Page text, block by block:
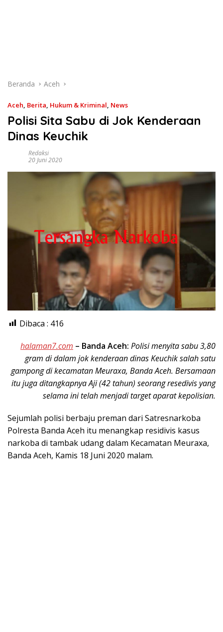
Beranda Aceh
Aceh, Berita, Hukum & Kriminal, News
Polisi Sita Sabu di Jok Kenderaan
Dinas Keuchik
Redaksi
20 Juni 2020
Dibaca : 416
halaman7.com – Banda Aceh: Polisi menyita sabu 3,80
gram di dalam jok kenderaan dinas Keuchik salah satu
gampong di kecamatan Meuraxa, Banda Aceh. Bersamaan
itu juga ditangkapnya Aji (42 tahun) seorang resedivis yang
selama ini telah menjadi target aparat kepolisian.
Sejumlah polisi berbaju preman dari Satresnarkoba
Polresta Banda Aceh itu menangkap residivis kasus
narkoba di tambak udang dalam Kecamatan Meuraxa,
Banda Aceh, Kamis 18 Juni 2020 malam.